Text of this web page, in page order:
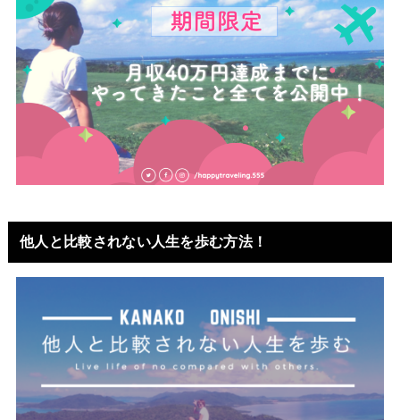
他人と比較されない人生を歩む方法！